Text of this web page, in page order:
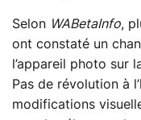
Selon WABetaInfo,
ont constaté un
l’appareil photo sur
Pas de révolution à
modifications